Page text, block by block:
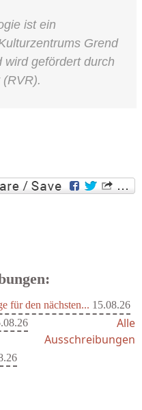
ist ein
Grend
wird gefördert durch
für den nächsten... 15.08.26
Alle
Ausschreibungen